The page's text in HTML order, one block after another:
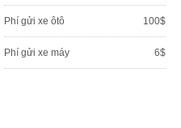
Phí gửi xe ôtô 100$
Phí gửi xe máy 6$